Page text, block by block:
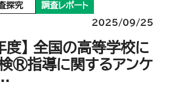
探究 調査レポート
2025/09/25
度】 全国の高等学校に
®指導に関するアンケ